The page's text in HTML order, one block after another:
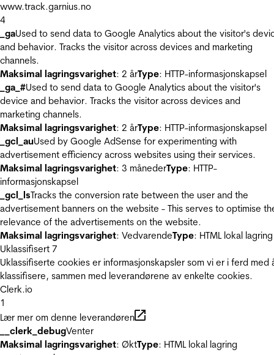
www.track.garnius.no
4
_gaUsed to send data to Google Analytics about the visitor's
and behavior. Tracks the visitor across devices and marketing
channels.
Maksimal lagringsvarighet: 2 årType: HTTP-informasjonskapsel
_ga_#Used to send data to Google Analytics about the visitor's
device and behavior. Tracks the visitor across devices and
marketing channels.
Maksimal lagringsvarighet: 2 årType: HTTP-informasjonskapsel
_gcl_auUsed by Google AdSense for experimenting with
advertisement efficiency across websites using their services.
Maksimal lagringsvarighet: 3 månederType: HTTP-
informasjonskapsel
_gcl_lsTracks the conversion rate between the user and the
advertisement banners on the website - This serves to optimise
relevance of the advertisements on the website.
Maksimal lagringsvarighet: VedvarendeType: HTML lokal lagring
Uklassifisert 7
Uklassifiserte cookies er informasjonskapsler som vi er i ferd med
klassifisere, sammen med leverandørene av enkelte cookies.
Clerk.io
1
Lær mer om denne leverandøren
__clerk_debugVenter
Maksimal lagringsvarighet: ØktType: HTML lokal lagring